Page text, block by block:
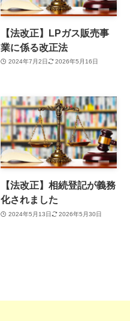
【法改正】LPガス販売事
業に係る改正法
2024年7月2日 2026年5月16日
【法改正】相続登記が義務
化されました
2024年5月13日 2026年5月30日